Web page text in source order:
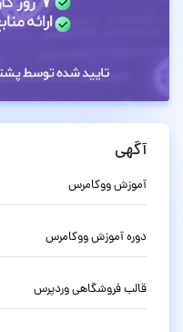
آگهی
آموزش ووکامرس
دوره آموزش ووکامرس
قالب فروشگاهی وردپرس